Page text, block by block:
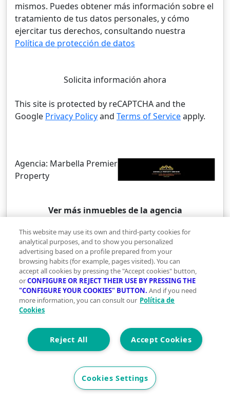
mismos. Puedes obtener más información sobre el
tratamiento de tus datos personales, y cómo
ejercitar tus derechos, consultando nuestra
Política de protección de datos
Solicita información ahora
This site is protected by reCAPTCHA and the
Google Privacy Policyand Terms of Serviceapply.
Agencia: Marbella Premier
Property
Ver más inmuebles de la agencia
Hoteles en venta cerca de undefined
Hoteles en venta en Marbella
Hoteles en venta en Ojén
Hoteles en venta en Istán
Hoteles en venta en Monda
Descubre más hoteles en Marbella
Otros inmuebles en venta en Marbella
This website may use its own and third-party cookies for
analytical purposes, and to show you personalized
advertising based on a profile prepared from your
browsing habits (for example, pages visited). You can
accept all cookies by pressing the "Accept cookies" button,
orCONFIGURE OR REJECT THEIR USE BY PRESSING THE
"CONFIGURE YOUR COOKIES" BUTTON. And if you need
more information, you can consult our Política de
Cookies
Accept Cookies
Reject All
Cookies Settings